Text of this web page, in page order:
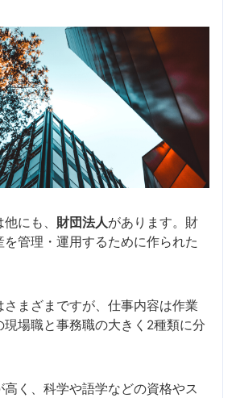
にも、 財団法人があります。財
を管理・運用するために作られた
さまざまですが、仕事内容は作業
現場職と事務職の大きく2種類に分
く、科学や語学などの資格やス